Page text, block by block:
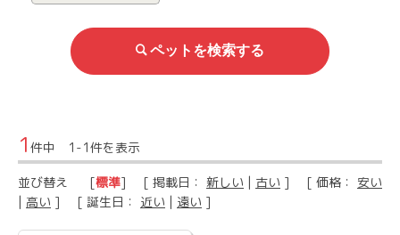
1 件中 1-1件を表示
並び替え [標準] [ 掲載日： 新しい | 古い ] [ 価格： 安い
| 高い ] [ 誕生日： 近い | 遠い ]